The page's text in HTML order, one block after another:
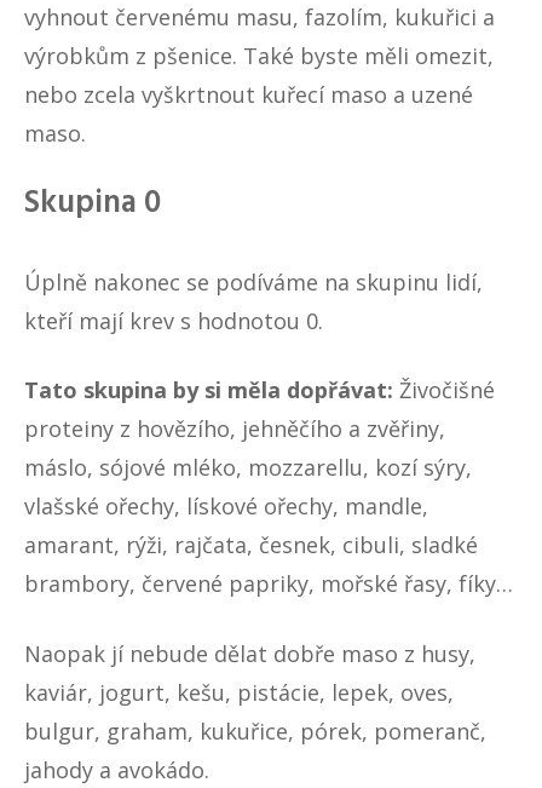
vyhnout červenému masu, fazolím, kukuřici a
výrobkům z pšenice. Také byste měli omezit,
nebo zcela vyškrtnout kuřecí maso a uzené
maso.
Skupina 0
Úplně nakonec se podíváme na skupinu lidí,
kteří mají krev s hodnotou 0.
Tato skupina by si měla dopřávat: Živočišné
proteiny z hovězího, jehněčího a zvěřiny,
máslo, sójové mléko, mozzarellu, kozí sýry,
vlašské ořechy, lískové ořechy, mandle,
amarant, rýži, rajčata, česnek, cibuli, sladké
brambory, červené papriky, mořské řasy, fíky…
Naopak jí nebude dělat dobře maso z husy,
kaviár, jogurt, kešu, pistácie, lepek, oves,
bulgur, graham, kukuřice, pórek, pomeranč,
jahody a avokádo.